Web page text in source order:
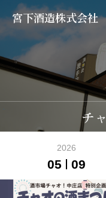
宮下酒造株式会社
チ
2026
05 09